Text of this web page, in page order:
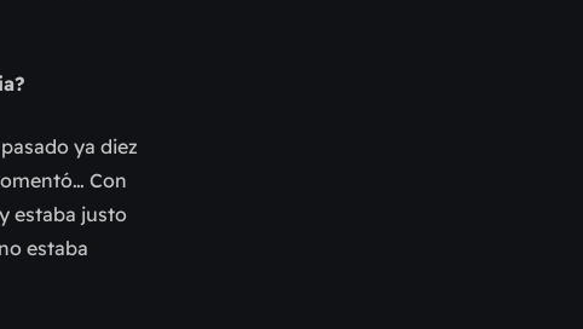
ya diez
Con
estaba justo
estaba